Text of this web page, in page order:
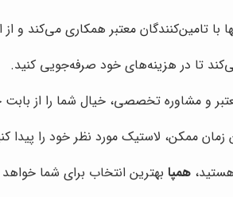
تامین‌کنندگان معتبر همکاری می‌کند و
تا در هزینه‌های خود صرفه‌جویی کنید.
و مشاوره تخصصی، خیال شما را از
زمان ممکن، لاستیک مورد نظر خود را
همپابهترین انتخاب برای شما خواهد